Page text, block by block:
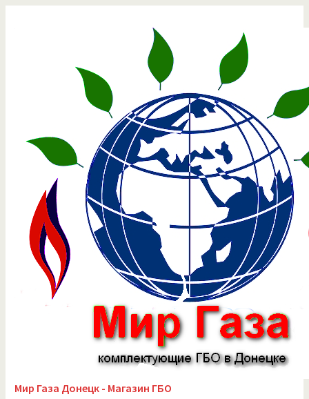
Мир Газа Донецк - Магазин ГБО